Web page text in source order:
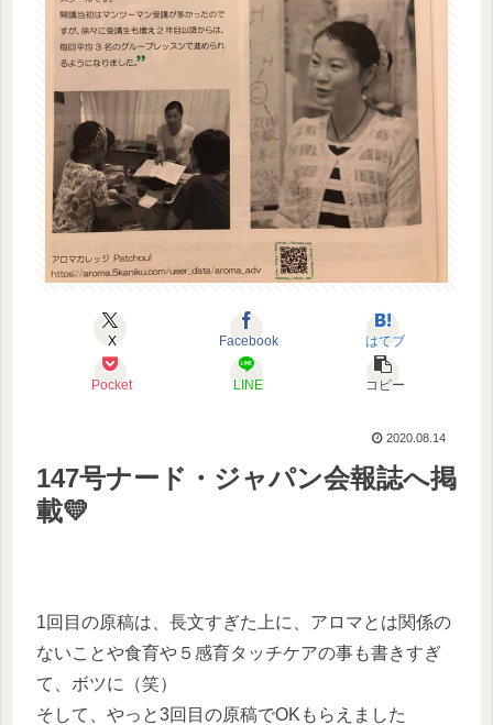
X Facebook はてブ
Pocket LINE コピー
2020.08.14
147号ナード・ジャパン会報誌へ掲
載💛
1回目の原稿は、長文すぎた上に、アロマとは関係の
ないことや食育や５感育タッチケアの事も書きすぎ
て、ボツに（笑）
そして、やっと3回目の原稿でOKもらえました